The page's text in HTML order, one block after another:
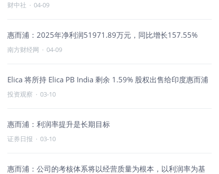
财中社 · 04-09
惠而浦：2025年净利润51971.89万元，同比增长157.55%
南方财经网 · 04-09
Elica 将所持 Elica PB India 剩余 1.59% 股权出售给印度惠而浦
投资观察 · 03-10
惠而浦：利润率提升是长期目标
证券日报 · 03-10
惠而浦：公司的考核体系将以经营质量为根本，以利润率为基